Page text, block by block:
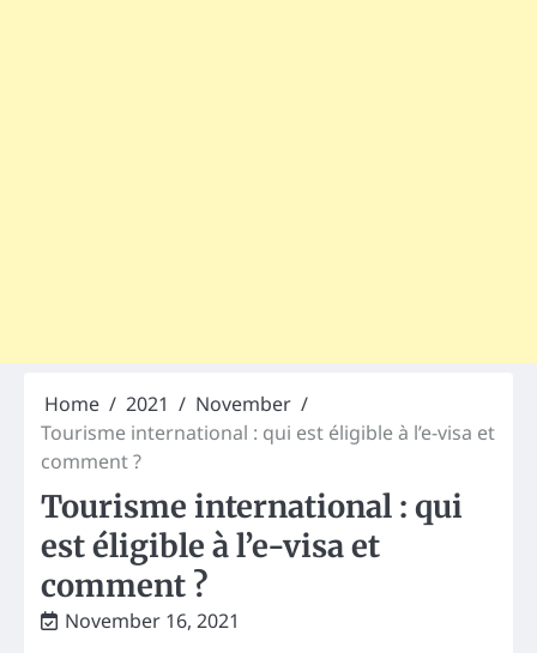
Home 2021
November
Tourisme international : qui est éligible à l’e-visa et
comment ?
Tourisme international : qui
est éligible à l’e-visa et
comment ?
November 16, 2021